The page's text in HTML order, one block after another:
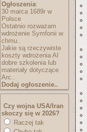
Ogłoszenia:
30 marca 1689r w
Polsce
Ostatnio rozważam
wdrożenie Symfonii w
chmu..
Jakie są rzeczywiste
koszty wdrożenia AI
dobre szkolenia lub
materiały dotyczące
Arc..
Dodaj ogłoszenie..
Czy wojna USA/Iran
skoczy się w 2026?
Raczej tak